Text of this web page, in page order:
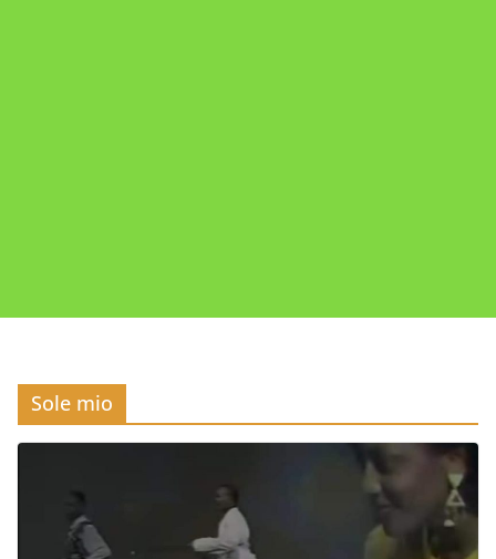
Sole mio